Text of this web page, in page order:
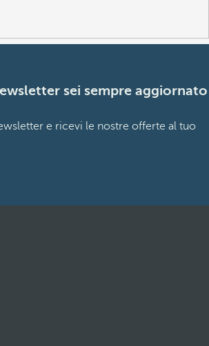
sei sempre aggiornato
e ricevi le nostre offerte al tuo